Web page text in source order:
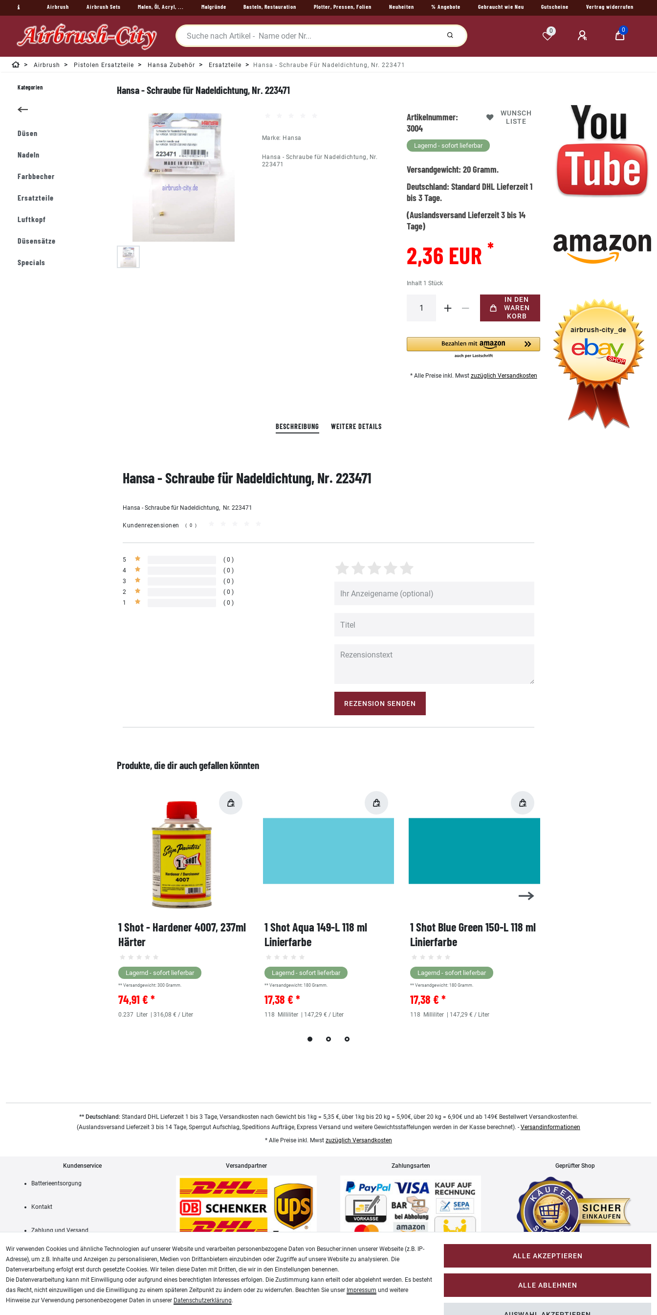
Airbrush Airbrush Sets Malen, Öl, Acryl, ... Malgründe Basteln, Restauration Plotter, Pressen, Folien Neuheiten % Angebote Gebraucht wie Neu Gutscheine Vertrag widerrufen
0 0
Airbrush Pistolen Ersatzteile Hansa Zubehör Ersatzteile Hansa - Schraube Für Nadeldichtung, Nr. 223471
Hansa - Schraube für Nadeldichtung, Nr. 223471
Marke: Hansa
Hansa - Schraube für Nadeldichtung, Nr.
223471
Artikelnummer:
3004
WUNSCH
LISTE
Lagernd - sofort lieferbar
Versandgewicht:20Gramm.
Deutschland:Standard DHL Lieferzeit 1
bis 3 Tage.
(Auslandsversand Lieferzeit 3 bis 14
Tage)
2,36 EUR *
Inhalt 1Stück
IN DEN
WAREN
KORB
* Alle Preise inkl. Mwst zuzüglich Versandkosten
BESCHREIBUNG WEITERE DETAILS
Hansa - Schraube für Nadeldichtung, Nr. 223471
Hansa - Schraube für Nadeldichtung, Nr. 223471
Kundenrezensionen (0)
5
0
4
0
3
0
2
0
1
0
REZENSION SENDEN
Produkte, die dir auch gefallen könnten
1 Shot - Hardener 4007, 237ml
Härter
Lagernd - sofort lieferbar
** Versandgewicht: 300 Gramm.
74,91 € *
0.237 Liter | 316,08 € / Liter
1 Shot Aqua 149-L 118 ml
Linierfarbe
Lagernd - sofort lieferbar
** Versandgewicht: 180 Gramm.
17,38 € *
118 Milliliter | 147,29 € / Liter
1 Shot Blue Green 150-L 118 ml
Linierfarbe
Lagernd - sofort lieferbar
** Versandgewicht:180 Gramm.
17,38 € *
118 Milliliter | 147,29 € / Liter
Kategorien
Düsen
Nadeln
Farbbecher
Ersatzteile
Luftkopf
Düsensätze
Specials
** Deutschland:Standard DHL Lieferzeit 1 bis 3 Tage, Versandkosten nach Gewicht bis 1kg = 5,35 €, über 1kg bis 20 kg = 5,90€, über 20 kg = 6,90€ und ab 149€ Bestellwert Versandkostenfrei.
(Auslandsversand Lieferzeit 3 bis 14 Tage, Sperrgut Aufschlag, Speditions Aufträge, Express Versand und weitere Gewichtsstaffelungen werden in der Kasse berechnet). - Versandinformationen
* Alle Preise inkl. Mwst zuzüglich Versandkosten
Kundenservice
Batterieentsorgung
Kontakt
Zahlung und Versand
Versandpartner Zahlungsarten Geprüfter Shop
AGB Widerrufsrecht Impressum
Unsere weiteren Shops:
Im-Shop-kaufen.de
Wir verwenden Cookies und ähnliche Technologien auf unserer Website und verarbeiten personenbezogene Daten von Besucher:innen unserer Webseite (z.B. IP-
Adresse), um z.B. Inhalte und Anzeigen zu personalisieren, Medien von Drittanbietern einzubinden oder Zugriffe auf unsere Website zu analysieren. Die
Datenverarbeitung erfolgt erst durch gesetzte Cookies. Wir teilen diese Daten mit Dritten, die wir in den Einstellungen benennen.
Die Datenverarbeitung kann mit Einwilligung oder aufgrund eines berechtigten Interesses erfolgen. Die Zustimmung kann erteilt oder abgelehnt werden. Es besteht
das Recht, nicht einzuwilligen und die Einwilligung zu einem späteren Zeitpunkt zu ändern oder zu widerrufen. Beachten Sie unser Impressum und weitere
Hinweise zur Verwendung personenbezogener Daten in unserer Daten­schutz­erklärung.
ALLE AKZEPTIEREN
ALLE ABLEHNEN